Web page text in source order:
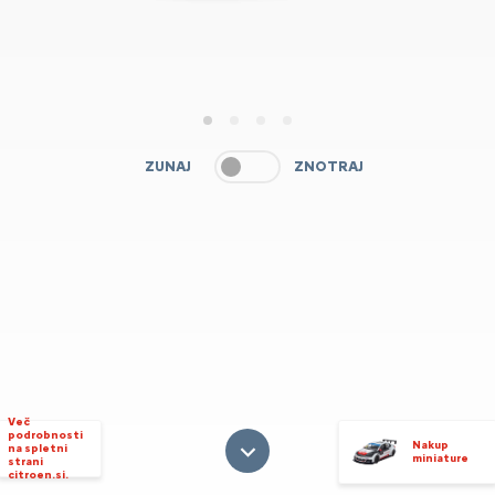
ZUNAJ ZNOTRAJ
Nakup
miniature
Več
podrobnosti
na spletni
strani
citroen.si.